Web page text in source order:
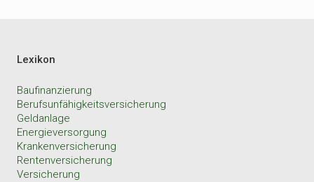
Lexikon
Baufinanzierung
Berufsunfähigkeitsversicherung
Geldanlage
Energieversorgung
Krankenversicherung
Rentenversicherung
Versicherung